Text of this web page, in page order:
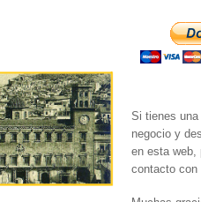
Si tienes
negocio y
en esta web,
contacto